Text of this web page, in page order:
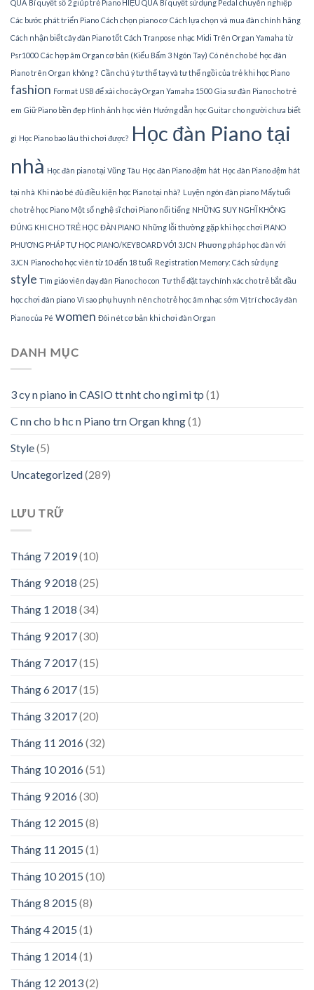
QUẢ Bí quyết số 2 giúp trẻ Piano HIỆU QUẢ Bí quyết sử dụng Pedal chuyên nghiệp
Các bước phát triển Piano Cách chọn piano cơ Cách lựa chọn và mua đàn chính hãng
Cách nhận biết cây đàn Piano tốt Cách Tranpose nhạc Midi Trên Organ Yamaha từ
Psr1000 Các hợp âm Organ cơ bản (Kiểu Bấm 3 Ngón Tay) Có nên cho bé học đàn
Piano trên Organ không ? Cần chú ý tư thế tay và tư thế ngồi của trẻ khi học Piano
fashion Format USB để xài cho cây Organ Yamaha 1500 Gia sư đàn Piano cho trẻ
em Giữ Piano bền đẹp Hình ảnh học viên Hướng dẫn học Guitar cho người chưa biết
gì Học Piano bao lâu thì chơi được? Học đàn Piano tại
nhà Học đàn piano tại Vũng Tàu Học đàn Piano đệm hát Học đàn Piano đệm hát
tại nhà Khi nào bé đủ điều kiện học Piano tại nhà? Luyện ngón đàn piano Mấy tuổi
cho trẻ học Piano Một số nghệ sĩ chơi Piano nổi tiếng NHỮNG SUY NGHĨ KHÔNG
ĐÚNG KHI CHO TRẺ HỌC ĐÀN PIANO Những lỗi thường gặp khi học chơi PIANO
PHƯƠNG PHÁP TỰ HỌC PIANO/KEYBOARD VỚI 3JCN Phương pháp học đàn với
3JCN Piano cho học viên từ 10 đến 18 tuổi Registration Memory: Cách sử dụng
style Tìm giáo viên dạy đàn Piano cho con Tư thế đặt tay chính xác cho trẻ bắt đầu
học chơi đàn piano Vì sao phụ huynh nên cho trẻ học âm nhạc sớm Vị trí cho cây đàn
Piano của Pé women Đôi nét cơ bản khi chơi đàn Organ
DANH MỤC
3 cy n piano in CASIO tt nht cho ngi mi tp (1)
C nn cho b hc n Piano trn Organ khng(1)
Style(5)
Uncategorized(289)
LƯU TRỮ
Tháng 7 2019(10)
Tháng 9 2018 (25)
Tháng 1 2018 (34)
Tháng 9 2017(30)
Tháng 7 2017(15)
Tháng 6 2017(15)
Tháng 3 2017(20)
Tháng 11 2016(32)
Tháng 10 2016(51)
Tháng 9 2016(30)
Tháng 12 2015 (8)
Tháng 11 2015 (1)
Tháng 10 2015 (10)
Tháng 8 2015 (8)
Tháng 4 2015 (1)
Tháng 1 2014(1)
Tháng 12 2013(2)